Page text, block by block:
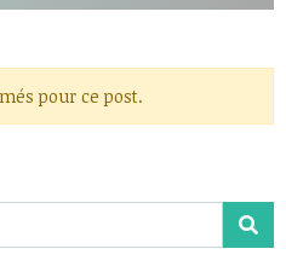
pour ce post.